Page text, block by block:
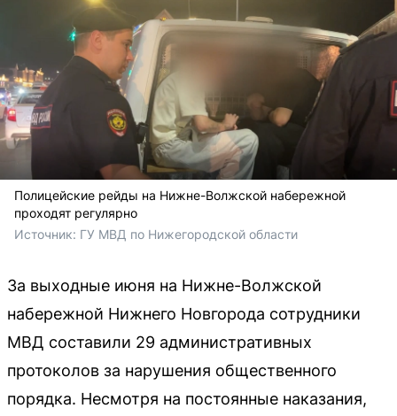
Полицейские рейды на Нижне-Волжской набережной
проходят регулярно
Источник: ГУ МВД по Нижегородской области
За выходные июня на Нижне-Волжской
набережной Нижнего Новгорода сотрудники
МВД составили 29 административных
протоколов за нарушения общественного
порядка. Несмотря на постоянные наказания,